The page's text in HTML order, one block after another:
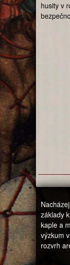
husity v
základy
kaple a
výzkum
rozvrh